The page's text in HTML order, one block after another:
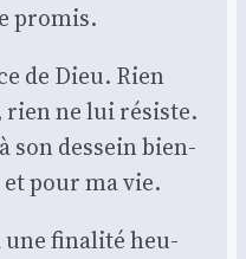
pro­mis.
de Dieu. Rien
rien ne lui résiste.
son des­sein bien­
pour ma vie.
une fina­li­té heu­